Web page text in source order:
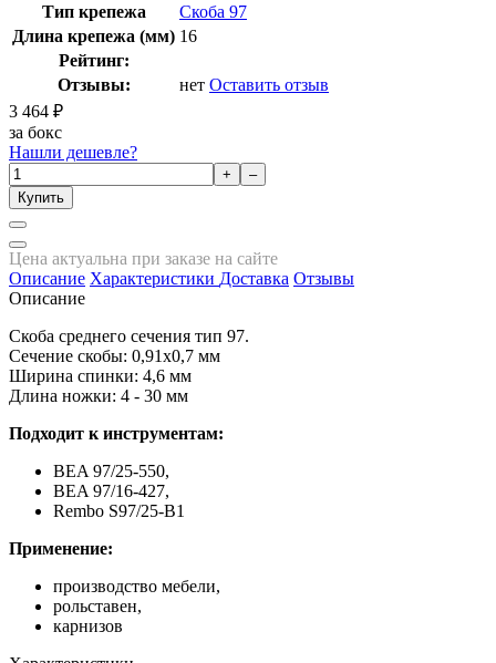
Тип крепежа
Скоба 97
Длина крепежа (мм) 16
Рейтинг:
Отзывы:
нет Оставить отзыв
3 464 ₽
за бокс
Нашли дешевле?
+
–
Купить
Цена актуальна при заказе на сайте
Описание Характеристики Доставка Отзывы
Описание
Скоба среднего сечения тип 97.
Сечение скобы: 0,91x0,7 мм
Ширина спинки: 4,6 мм
Длина ножки: 4 - 30 мм
Подходит к инструментам:
BEA 97/25-550,
BEA 97/16-427,
Rembo S97/25-B1
Применение:
производство мебели,
рольставен,
карнизов